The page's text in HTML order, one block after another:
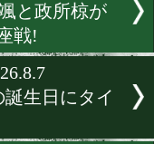
!
と高橋秀太が
!